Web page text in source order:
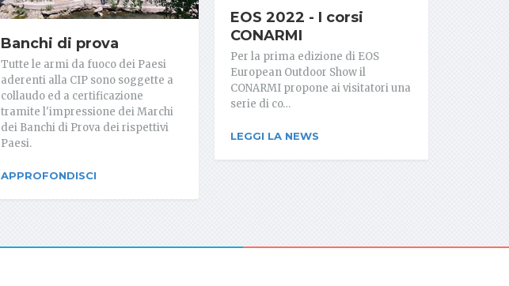
Banchi di prova
Tutte le armi da fuoco dei Paesi
aderenti alla CIP sono soggette a
collaudo ed a certificazione
tramite l'impressione dei Marchi
dei Banchi di Prova dei rispettivi
Paesi.
APPROFONDISCI
EOS 2022 - I corsi
CONARMI
Per la prima edizione di EOS
European Outdoor Show il
CONARMI propone ai visitatori una
serie di co…
LEGGI LA NEWS